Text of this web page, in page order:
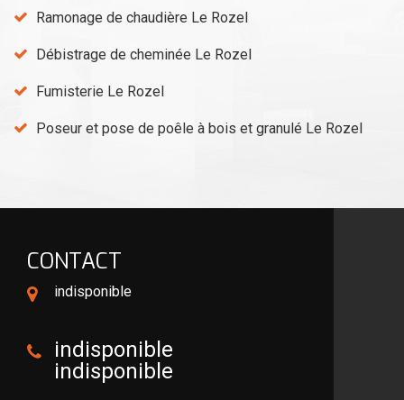
Ramonage de chaudière Le Rozel
Débistrage de cheminée Le Rozel
Fumisterie Le Rozel
Poseur et pose de poêle à bois et granulé Le Rozel
CONTACT
indisponible
indisponible
indisponible